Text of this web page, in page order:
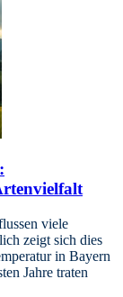
viele
zeigt sich dies
in Bayern
Jahre traten